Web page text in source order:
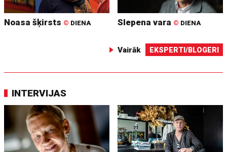
Noasa šķirsts © DIENA Slepena vara © DIENA
Vairāk EKSPERTI/BLOGERI
INTERVIJAS